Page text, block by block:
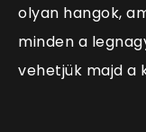
olyan hangok,
minden a
vehetjük majd a